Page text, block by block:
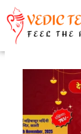
Skip
to
content